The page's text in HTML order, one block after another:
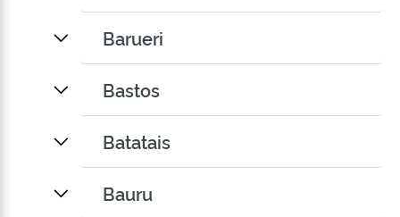
Barueri
Bastos
Batatais
Bauru